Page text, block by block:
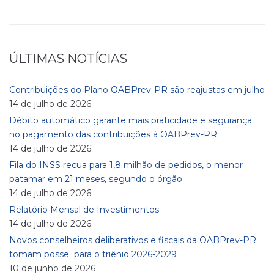
ÚLTIMAS NOTÍCIAS
Contribuições do Plano OABPrev-PR são reajustas em julho
14 de julho de 2026
Débito automático garante mais praticidade e segurança
no pagamento das contribuições à OABPrev-PR
14 de julho de 2026
Fila do INSS recua para 1,8 milhão de pedidos, o menor
patamar em 21 meses, segundo o órgão
14 de julho de 2026
Relatório Mensal de Investimentos
14 de julho de 2026
Novos conselheiros deliberativos e fiscais da OABPrev-PR
tomam posse para o triênio 2026-2029
10 de junho de 2026